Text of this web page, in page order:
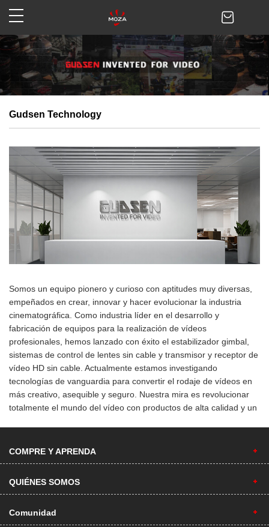
Gudsen Technology
Somos un equipo pionero y curioso con aptitudes muy diversas,
empeñados en crear, innovar y hacer evolucionar la industria
cinematográfica. Como industria líder en el desarrollo y
fabricación de equipos para la realización de vídeos
profesionales, hemos lanzado con éxito el estabilizador gimbal,
sistemas de control de lentes sin cable y transmisor y receptor de
vídeo HD sin cable. Actualmente estamos investigando
tecnologías de vanguardia para convertir el rodaje de vídeos en
más creativo, asequible y seguro. Nuestra mira es revolucionar
totalmente el mundo del vídeo con productos de alta calidad y un
COMPRE Y APRENDA
QUIÉNES SOMOS
Comunidad